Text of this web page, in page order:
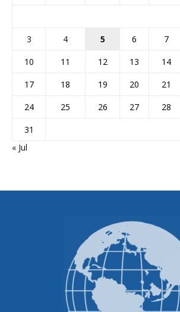
3
4 5 6 7
10
11 12 13 14
17
18 19 20 21
24
25 26 27 28
31
« Jul